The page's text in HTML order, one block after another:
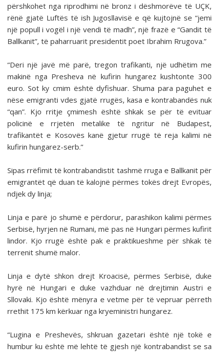
përshkohet nga riprodhimi në bronz i dëshmorëve të UÇK,
rënë gjatë Luftës të ish Jugosllavisë e që kujtojnë se “jemi
një popull i vogël i një vendi të madh”, një frazë e “Gandit të
Ballkanit”, të paharruarit presidentit poet Ibrahim Rrugova.”
“Deri një javë më parë, tregon trafikanti, një udhëtim me
makinë nga Presheva në kufirin hungarez kushtonte 300
euro. Sot ky cmim është dyfishuar. Shuma para paguhet e
nëse emigranti vdes gjatë rrugës, kasa e kontrabandës nuk
“qan”. Kjo rritje çmimesh është shkak se për të evituar
policinë e rrjetën metalike të ngritur në Budapest,
trafikantët e Kosovës kanë gjetur rrugë të reja kalimi në
kufirin hungarez-serb.”
Sipas rrëfimit të kontrabandistit tashmë rruga e Ballkanit për
emigrantët që duan të kalojnë përmes tokës drejt Evropës,
ndjek dy linja;
Linja e parë jo shumë e përdorur, parashikon kalimi përmes
Serbisë, hyrjen në Rumani, më pas në Hungari përmes kufirit
lindor. Kjo rrugë është pak e praktikueshme për shkak të
terrenit shumë malor.
Linja e dytë shkon drejt Kroacisë, përmes Serbisë, duke
hyrë në Hungari e duke vazhduar në drejtimin Austri e
Sllovaki. Kjo është mënyra e vetme për të vepruar përreth
rrethit 175 km kërkuar nga kryeministri hungarez.
“Lugina e Preshevës, shkruan gazetari është një tokë e
humbur ku është më lehtë të gjesh një kontrabandist se sa